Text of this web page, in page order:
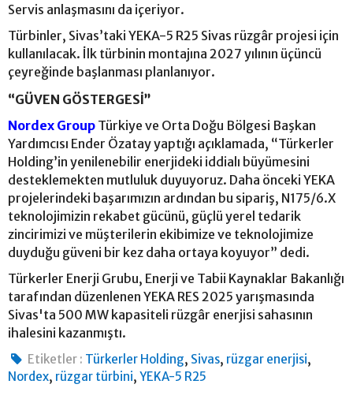
Servis anlaşmasını da içeriyor.
Türbinler, Sivas’taki YEKA-5 R25 Sivas rüzgâr projesi için
kullanılacak. İlk türbinin montajına 2027 yılının üçüncü
çeyreğinde başlanması planlanıyor.
“GÜVEN GÖSTERGESİ”
Nordex Group Türkiye ve Orta Doğu Bölgesi Başkan
Yardımcısı Ender Özatay yaptığı açıklamada, “Türkerler
Holding’in yenilenebilir enerjideki iddialı büyümesini
desteklemekten mutluluk duyuyoruz. Daha önceki YEKA
projelerindeki başarımızın ardından bu sipariş, N175/6.X
teknolojimizin rekabet gücünü, güçlü yerel tedarik
zincirimizi ve müşterilerin ekibimize ve teknolojimize
duyduğu güveni bir kez daha ortaya koyuyor” dedi.
Türkerler Enerji Grubu, Enerji ve Tabii Kaynaklar Bakanlığı
tarafından düzenlenen YEKA RES 2025 yarışmasında
Sivas'ta 500 MW kapasiteli rüzgâr enerjisi sahasının
ihalesini kazanmıştı.
Etiketler : Türkerler Holding, Sivas, rüzgar enerjisi,
Nordex, rüzgar türbini, YEKA-5 R25